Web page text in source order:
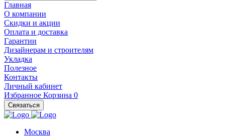
Главная
О компании
Скидки и акции
Оплата и доставка
Гарантии
Дизайнерам и строителям
Укладка
Полезное
Контакты
Личный кабинет
Избранное Корзина 0
Связаться
Москва